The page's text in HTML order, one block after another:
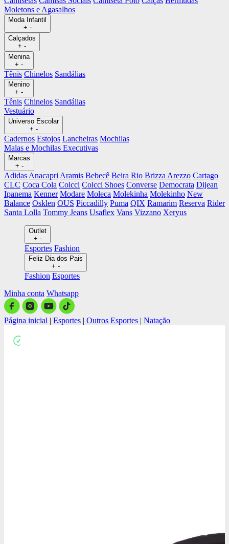
Moletons e Agasalhos
Moda Infantil
+ -
Calçados
+ -
Menina
+ -
Tênis Chinelos Sandálias
Menino
+ -
Tênis Chinelos Sandálias
Vestuário
Universo Escolar
+ -
Cadernos Estojos Lancheiras Mochilas
Malas e Mochilas Executivas
Marcas
+ -
Adidas Anacapri Aramis Bebecê Beira Rio Brizza Arezzo Cartago
CLC Coca Cola Colcci Colcci Shoes Converse Democrata Dijean
Ipanema Kenner Modare Moleca Molekinha Molekinho New
Balance Osklen OUS Piccadilly Puma QIX Ramarim Reserva Rider
Santa Lolla Tommy Jeans Usaflex Vans Vizzano Xeryus
Outlet
+ -
Esportes Fashion
Feliz Dia dos Pais
+ -
Fashion Esportes
Minha conta Whatsapp
Página inicial | Esportes | Outros Esportes | Natação